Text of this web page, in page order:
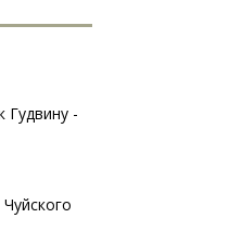
Гудвину -